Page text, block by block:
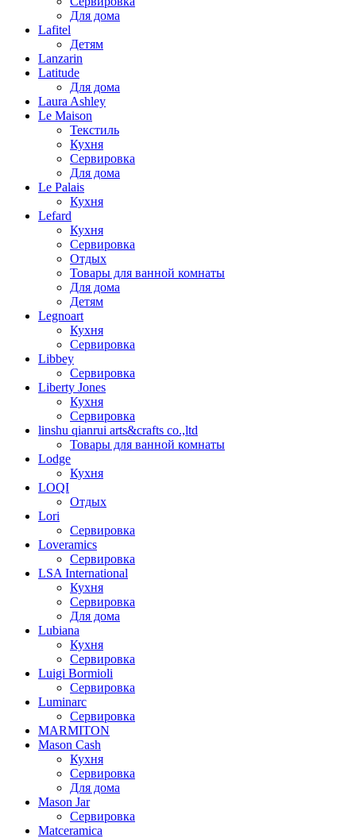
Для дома
Lafitel
Детям
Lanzarin
Latitude
Для дома
Laura Ashley
Le Maison
Текстиль
Кухня
Сервировка
Для дома
Le Palais
Кухня
Lefard
Кухня
Сервировка
Отдых
Товары для ванной комнаты
Для дома
Детям
Legnoart
Кухня
Сервировка
Libbey
Сервировка
Liberty Jones
Кухня
Сервировка
linshu qianrui arts&crafts co.,ltd
Товары для ванной комнаты
Lodge
Кухня
LOQI
Отдых
Lori
Сервировка
Loveramics
Сервировка
LSA International
Кухня
Сервировка
Для дома
Lubiana
Кухня
Сервировка
Luigi Bormioli
Сервировка
Luminarc
Сервировка
MARMITON
Mason Cash
Кухня
Сервировка
Для дома
Mason Jar
Сервировка
Matceramica